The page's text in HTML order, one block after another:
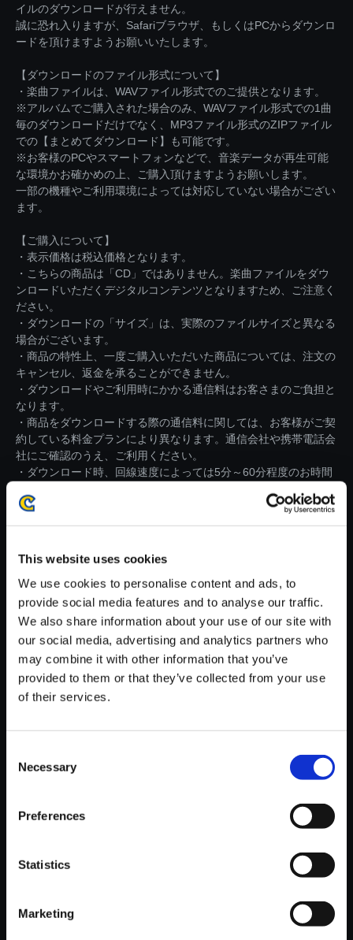
This website uses cookies
We use cookies to personalise content and ads, to
provide social media features and to analyse our traffic.
We also share information about your use of our site with
our social media, advertising and analytics partners who
may combine it with other information that you’ve
provided to them or that they’ve collected from your use
of their services.
Selection
Necessary
Preferences
Statistics
Marketing
イルのダウンロードが行えません。
誠に恐れ入りますが、Safariブラウザ、もしくはPCからダウンロ
ードを頂けますようお願いいたします。
【ダウンロードのファイル形式について】
・楽曲ファイルは、WAVファイル形式でのご提供となります。
※アルバムでご購入された場合のみ、WAVファイル形式での1曲
毎のダウンロードだけでなく、MP3ファイル形式のZIPファイル
での【まとめてダウンロード】も可能です。
※お客様のPCやスマートフォンなどで、音楽データが再生可能
な環境かお確かめの上、ご購入頂けますようお願いします。
一部の機種やご利用環境によっては対応していない場合がござい
ます。
【ご購入について】
・表示価格は税込価格となります。
・こちらの商品は「CD」ではありません。楽曲ファイルをダウ
ンロードいただくデジタルコンテンツとなりますため、ご注意く
ださい。
・ダウンロードの「サイズ」は、実際のファイルサイズと異なる
場合がございます。
・商品の特性上、一度ご購入いただいた商品については、注文の
キャンセル、返金を承ることができません。
・ダウンロードやご利用時にかかる通信料はお客さまのご負担と
なります。
・商品をダウンロードする際の通信料に関しては、お客様がご契
約している料金プランにより異なります。通信会社や携帯電話会
社にご確認のうえ、ご利用ください。
・ダウンロード時、回線速度によっては5分～60分程度のお時間
※ご購入いただいたファイルのダウンロードの際には、通信環境
【単曲】ロックマン サウンドコ
レクション Dr．WILY STAGE B
OSS
おすすめ商品